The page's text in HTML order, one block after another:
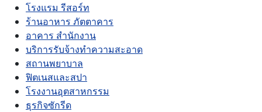
โรงแรม รีสอร์ท
ร้านอาหาร ภัตตาคาร
อาคาร สำนักงาน
บริการรับจ้างทำความสะอาด
สถานพยาบาล
ฟิตเนสและสปา
โรงงานอุตสาหกรรม
ธุรกิจซักรีด